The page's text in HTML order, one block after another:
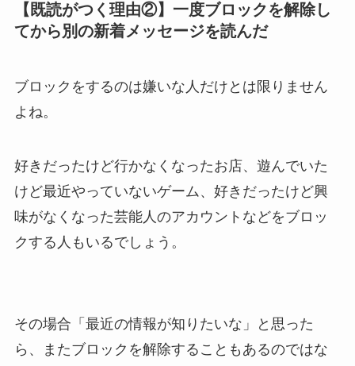
【既読がつく理由②】一度ブロックを解除し
てから別の新着メッセージを読んだ
ブロックをするのは嫌いな人だけとは限りません
よね。
好きだったけど行かなくなったお店、遊んでいた
けど最近やっていないゲーム、好きだったけど興
味がなくなった芸能人のアカウントなどをブロッ
クする人もいるでしょう。
その場合「最近の情報が知りたいな」と思った
ら、またブロックを解除することもあるのではな